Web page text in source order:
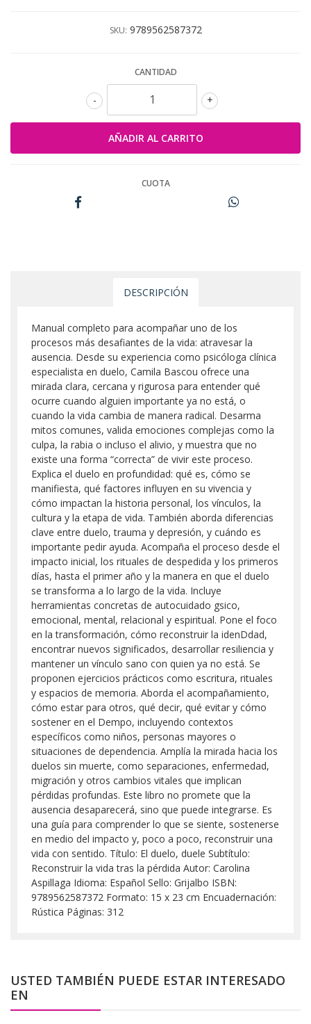
SKU: 9789562587372
CANTIDAD
+
-
CUOTA
DESCRIPCIÓN
Manual completo para acompañar uno de los
procesos más desafiantes de la vida: atravesar la
ausencia. Desde su experiencia como psicóloga clínica
especialista en duelo, Camila Bascou ofrece una
mirada clara, cercana y rigurosa para entender qué
ocurre cuando alguien importante ya no está, o
cuando la vida cambia de manera radical. Desarma
mitos comunes, valida emociones complejas como la
culpa, la rabia o incluso el alivio, y muestra que no
existe una forma “correcta” de vivir este proceso.
Explica el duelo en profundidad: qué es, cómo se
manifiesta, qué factores influyen en su vivencia y
cómo impactan la historia personal, los vínculos, la
cultura y la etapa de vida. También aborda diferencias
clave entre duelo, trauma y depresión, y cuándo es
importante pedir ayuda. Acompaña el proceso desde el
impacto inicial, los rituales de despedida y los primeros
días, hasta el primer año y la manera en que el duelo
se transforma a lo largo de la vida. Incluye
herramientas concretas de autocuidado gsico,
emocional, mental, relacional y espiritual. Pone el foco
en la transformación, cómo reconstruir la idenDdad,
encontrar nuevos significados, desarrollar resiliencia y
mantener un vínculo sano con quien ya no está. Se
proponen ejercicios prácticos como escritura, rituales
y espacios de memoria. Aborda el acompañamiento,
cómo estar para otros, qué decir, qué evitar y cómo
sostener en el Dempo, incluyendo contextos
específicos como niños, personas mayores o
situaciones de dependencia. Amplía la mirada hacia los
duelos sin muerte, como separaciones, enfermedad,
migración y otros cambios vitales que implican
pérdidas profundas. Este libro no promete que la
ausencia desaparecerá, sino que puede integrarse. Es
una guía para comprender lo que se siente, sostenerse
en medio del impacto y, poco a poco, reconstruir una
vida con sentido. Título: El duelo, duele Subtítulo:
Reconstruir la vida tras la pérdida Autor: Carolina
Aspillaga Idioma: Español Sello: Grijalbo ISBN:
9789562587372 Formato: 15 x 23 cm Encuadernación:
Rústica Páginas: 312
USTED TAMBIÉN PUEDE ESTAR INTERESADO
EN